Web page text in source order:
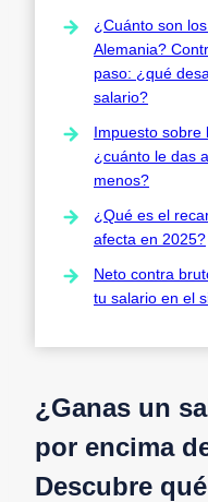
¿Cuánto son
Alemania?
paso: ¿qué
salario?
Impuesto sobre
¿cuánto le das
menos?
¿Qué es el
afecta en 2025?
Neto contra
tu salario en el
¿Ganas un
por encima
Descubre